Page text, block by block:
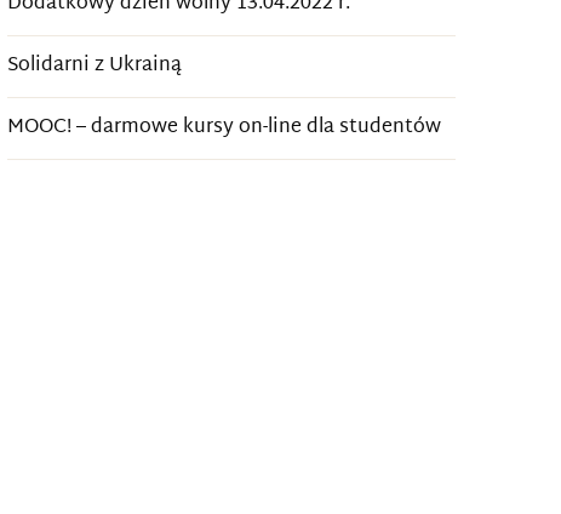
Solidarni z Ukrainą
MOOC! – darmowe kursy on-line dla studentów